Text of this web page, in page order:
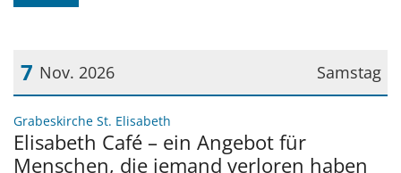
Samstag
7 Nov. 2026
Datum: 7. November 2026
Grabeskirche St. Elisabeth
Elisabeth Café – ein Angebot für
Menschen, die jemand verloren haben